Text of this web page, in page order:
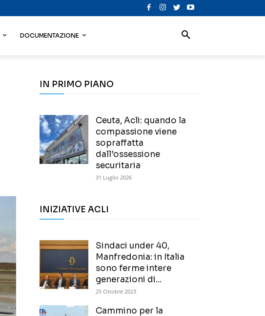
DOCUMENTAZIONE
IN PRIMO PIANO
Ceuta, Acli: quando la
compassione viene
sopraffatta
dall’ossessione
securitaria
31 Luglio 2026
INIZIATIVE ACLI
Sindaci under 40,
Manfredonia: in Italia
sono ferme intere
generazioni di...
25 Ottobre 2023
Cammino per la